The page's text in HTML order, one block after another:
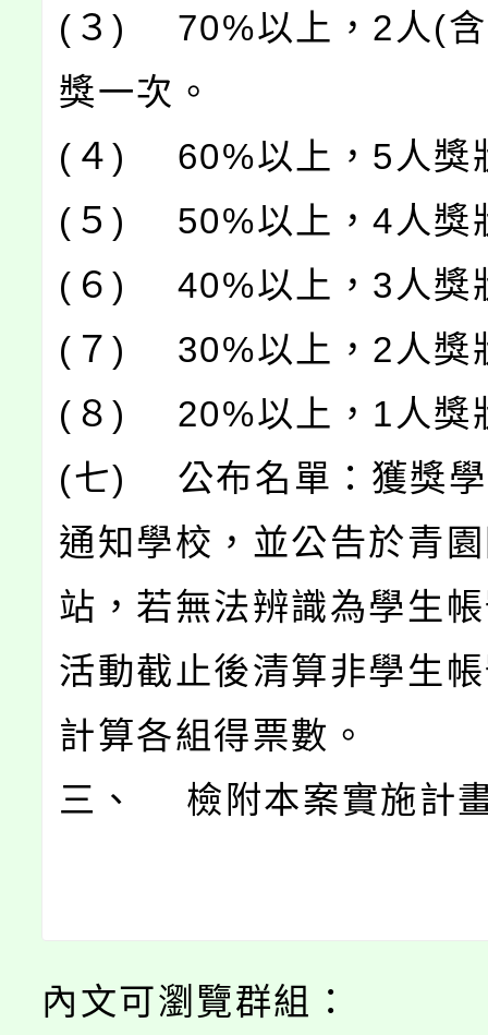
(３) 70%以上，2人(含
獎一次。
(４) 60%以上，5人獎
(５) 50%以上，4人獎
(６) 40%以上，3人獎
(７) 30%以上，2人獎
(８) 20%以上，1人獎
(七) 公布名單：獲獎學
通知學校，並公告於青
站，若無法辨識為學生
活動截止後清算非學生
計算各組得票數。
三、 檢附本案實施計
內文可瀏覽群組：